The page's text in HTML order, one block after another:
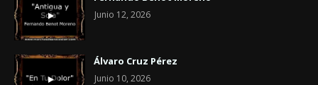
Junio 12, 2026
Álvaro Cruz Pérez
Junio 10, 2026